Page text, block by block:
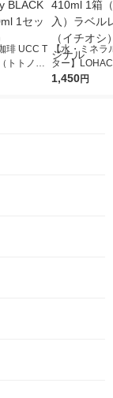
琲 UCC T
トトノ
無糖 5
【水・ミネラ
ター】
r 410ml 1箱（
1,450円